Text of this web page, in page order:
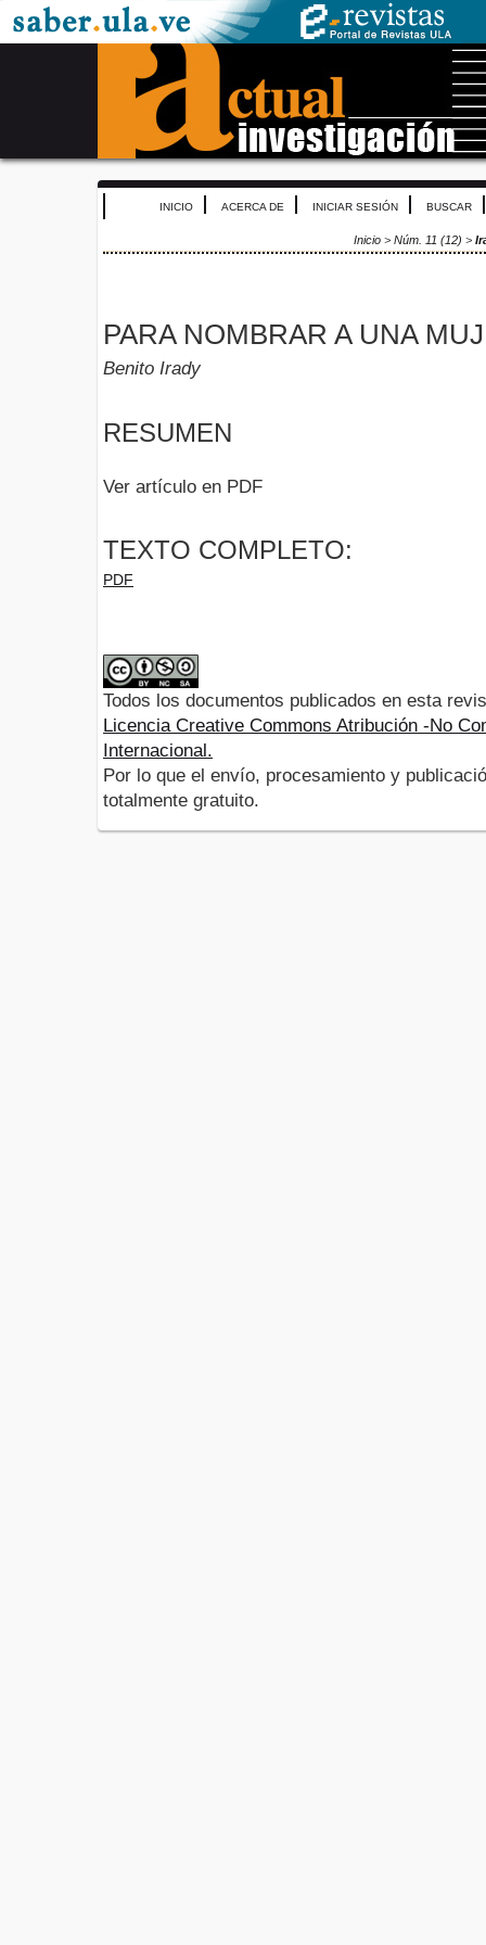
INICIO ACERCA DE INICIAR SESIÓN BUSCAR
Inicio > Núm. 11 (12) >
PARA NOMBRAR A UNA
Benito Irady
RESUMEN
Ver artículo en PDF
TEXTO COMPLETO:
PDF
Todos los documentos publicados en esta
Licencia Creative Commons Atribución -No
Internacional.
Por lo que el envío, procesamiento y
totalmente gratuito.